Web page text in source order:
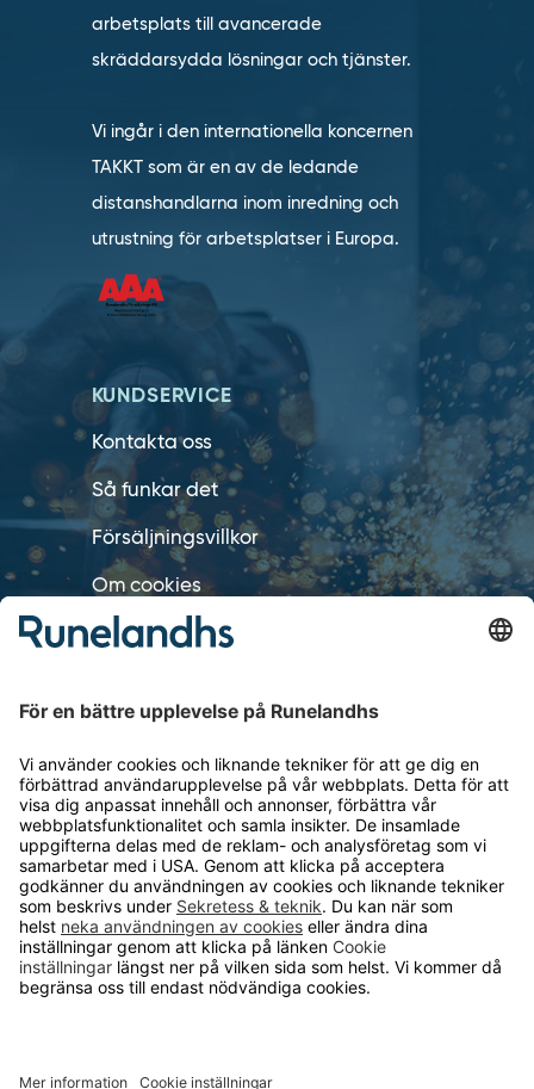
arbetsplats till avancerade
skräddarsydda lösningar och tjänster.
Vi ingår i den internationella koncernen
TAKKT som är en av de ledande
distanshandlarna inom inredning och
utrustning för arbetsplatser i Europa.
KUNDSERVICE
Kontakta oss
Så funkar det
Försäljningsvillkor
Om cookies
Personuppgiftshantering
OM RUNELANDHS
Om Runelandhs
Köpvillkor
Därför ska du välja oss
Lediga jobb
Kvalitets- och miljöpolicy